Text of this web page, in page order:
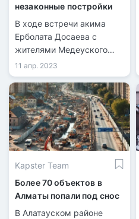
незаконные постройки
В ходе встречи акима
Ерболата Досаева с
жителями Медеуского
района был поднят вопрос
о законности расширения
кафе «Lova Kitchen» по
адресу улица Толе би,
24Б.
11 апр. 2023
Kapster Team
Более 70 объектов в
Алматы попали под снос
В Алатауском районе